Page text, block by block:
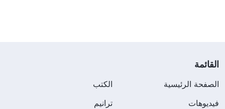
القائمة
الصفحة الرئيسية
الكتب
فيديوهات
ترانيم